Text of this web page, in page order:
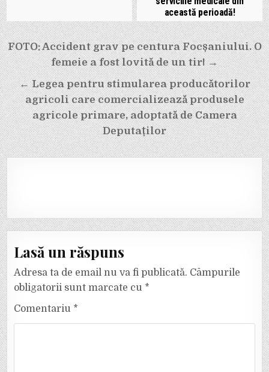
această perioadă!
Navigare
în
articole
FOTO: Accident grav pe centura Focșaniului. O
femeie a fost lovită de un tir! →
← Legea pentru stimularea producătorilor
agricoli care comercializează produsele
agricole primare, adoptată de Camera
Deputaților
Lasă un răspuns
Adresa ta de email nu va fi publicată. Câmpurile
obligatorii sunt marcate cu *
Comentariu *